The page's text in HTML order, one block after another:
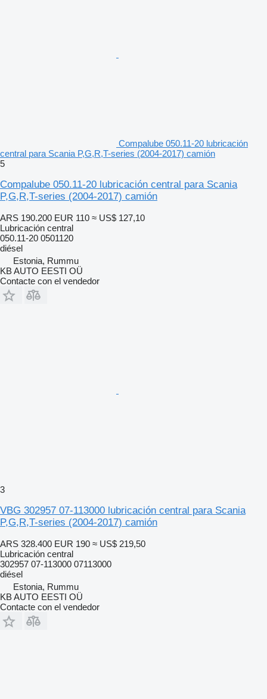
Compalube 050.11-20 lubricación
central para Scania P,G,R,T-series (2004-2017) camión
5
Compalube 050.11-20 lubricación central para Scania
P,G,R,T-series (2004-2017) camión
ARS 190.200 EUR 110 ≈ US$ 127,10
Lubricación central
050.11-20 0501120
diésel
Estonia, Rummu
KB AUTO EESTI OÜ
Contacte con el vendedor
3
VBG 302957 07-113000 lubricación central para Scania
P,G,R,T-series (2004-2017) camión
ARS 328.400 EUR 190 ≈ US$ 219,50
Lubricación central
302957 07-113000 07113000
diésel
Estonia, Rummu
KB AUTO EESTI OÜ
Contacte con el vendedor